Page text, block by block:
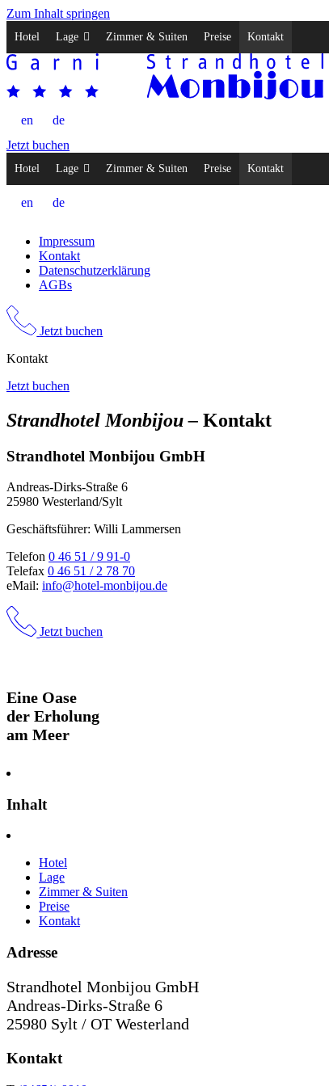
Zum Inhalt springen
Hotel Lage Zimmer & Suiten Preise Kontakt
en
de
Jetzt buchen
Hotel Lage Zimmer & Suiten Preise Kontakt
en de
Impressum
Kontakt
Datenschutzerklärung
AGBs
Jetzt buchen
Kontakt
Jetzt buchen
Strandhotel Monbijou – Kontakt
Strandhotel Monbijou GmbH
Andreas-Dirks-Straße 6
25980 Westerland/Sylt
Geschäftsführer: Willi Lammersen
Telefon 0 46 51 / 9 91-0
Telefax 0 46 51 / 2 78 70
eMail: info@hotel-monbijou.de
Jetzt buchen
Eine Oase
der Erholung
am Meer
Inhalt
Hotel
Lage
Zimmer & Suiten
Preise
Kontakt
Adresse
Strandhotel Monbijou GmbH
Andreas-Dirks-Straße 6
25980 Sylt / OT Westerland
Kontakt